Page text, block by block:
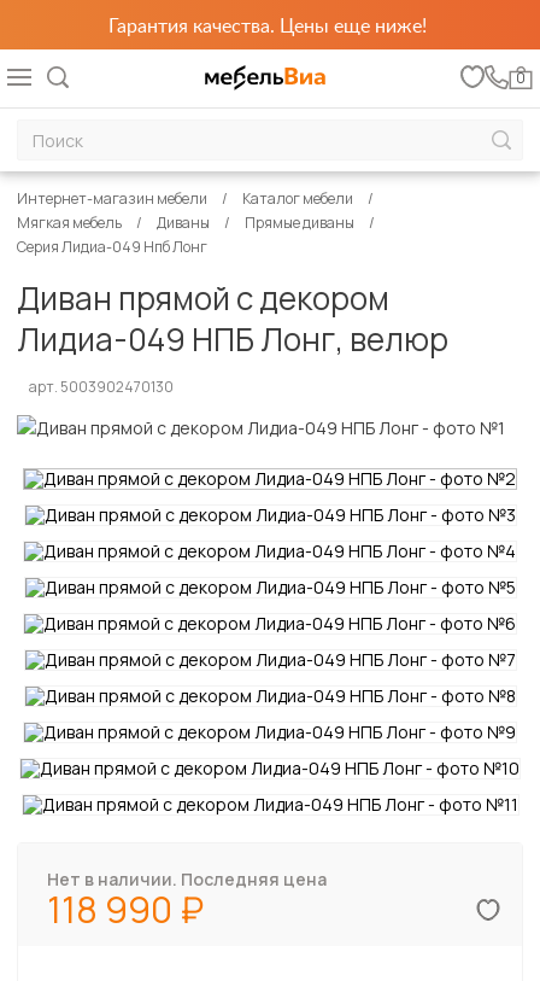
Гарантия качества. Цены еще ниже!
0
Интернет-магазин мебели
Каталог мебели
Мягкая мебель
Диваны
Прямые диваны
Серия Лидиа-049 Нпб Лонг
Диван прямой с декором
Лидиа-049 НПБ Лонг, велюр
арт. 5003902470130
Нет в наличии. Последняя цена
118 990